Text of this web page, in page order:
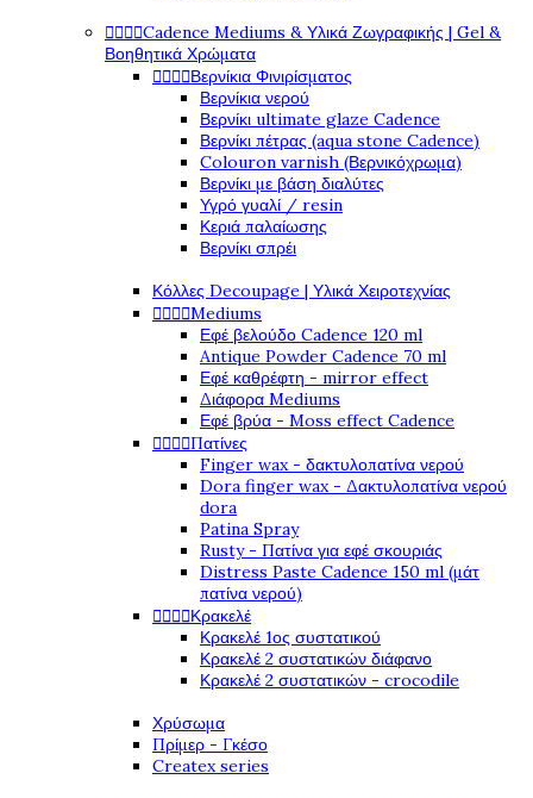
Cadence Mediums & Υλικά Ζωγραφικής | Gel &
Βοηθητικά Χρώματα
Βερνίκια Φινιρίσματος
Βερνίκια νερού
Βερνίκι ultimate glaze Cadence
Βερνίκι πέτρας (aqua stone Cadence)
Colouron varnish (Βερνικόχρωμα)
Βερνίκι με βάση διαλύτες
Υγρό γυαλί / resin
Κεριά παλαίωσης
Βερνίκι σπρέι
Κόλλες Decoupage | Υλικά Χειροτεχνίας
Mediums
Εφέ βελούδο Cadence 120 ml
Antique Powder Cadence 70 ml
Εφέ καθρέφτη - mirror effect
Διάφορα Mediums
Εφέ βρύα - Moss effect Cadence
Πατίνες
Finger wax - δακτυλοπατίνα νερού
Dora finger wax - Δακτυλοπατίνα νερού
dora
Patina Spray
Rusty - Πατίνα για εφέ σκουριάς
Distress Paste Cadence 150 ml (μάτ
πατίνα νερού)
Κρακελέ
Κρακελέ 1ος συστατικού
Κρακελέ 2 συστατικών διάφανο
Κρακελέ 2 συστατικών - crocodile
Χρύσωμα
Πρίμερ - Γκέσο
Createx series